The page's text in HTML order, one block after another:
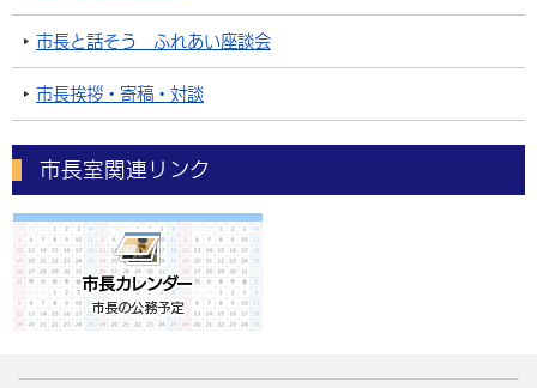
市長と話そう ふれあい座談会
市長挨拶・寄稿・対談
市長室関連リンク